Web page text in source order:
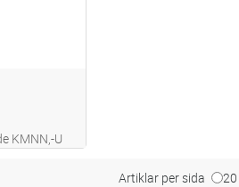
KMNN,-U
Artiklar per sida 20